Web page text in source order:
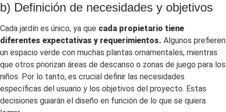
b) Definición de necesidades y objetivos
Cada jardín es único, ya que cada propietario tiene
diferentes expectativas y requerimientos. Algunos prefieren
un espacio verde con muchas plantas ornamentales, mientras
que otros priorizan áreas de descanso o zonas de juego para los
niños. Por lo tanto, es crucial definir las necesidades
específicas del usuario y los objetivos del proyecto. Estas
decisiones guiarán el diseño en función de lo que se quiera